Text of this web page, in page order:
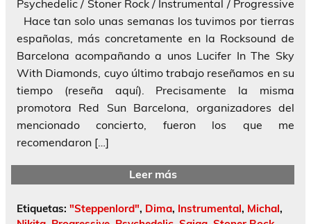
Psychedelic / Stoner Rock / Instrumental / Progressive
Hace tan solo unas semanas los tuvimos por tierras
españolas, más concretamente en la Rocksound de
Barcelona acompañando a unos Lucifer In The Sky
With Diamonds, cuyo último trabajo reseñamos en su
tiempo (reseña aquí). Precisamente la misma
promotora Red Sun Barcelona, organizadores del
mencionado concierto, fueron los que me
recomendaron […]
Leer más
Etiquetas: "Steppenlord", Dima, Instrumental, Michal,